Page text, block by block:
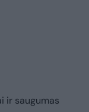
ir saugumas